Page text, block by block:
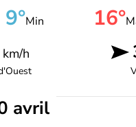
9°Min
km/h
Ouest
16°
avril